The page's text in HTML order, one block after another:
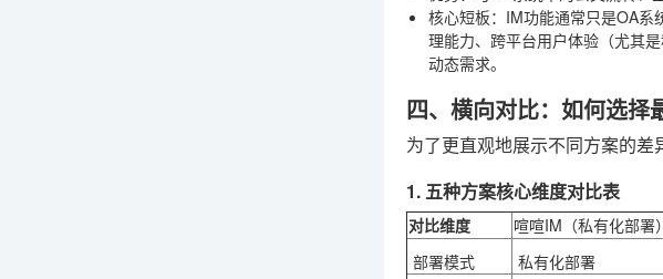
核心短板：IM功能通常只是OA系
理能力、跨平台用户体验（尤其
动态需求。
四、横向对比：如何选择
为了更直观地展示不同方案的差
1. 五种方案核心维度对比表
对比维度 喧喧IM（私有化部署）
部署模式
私有化部署